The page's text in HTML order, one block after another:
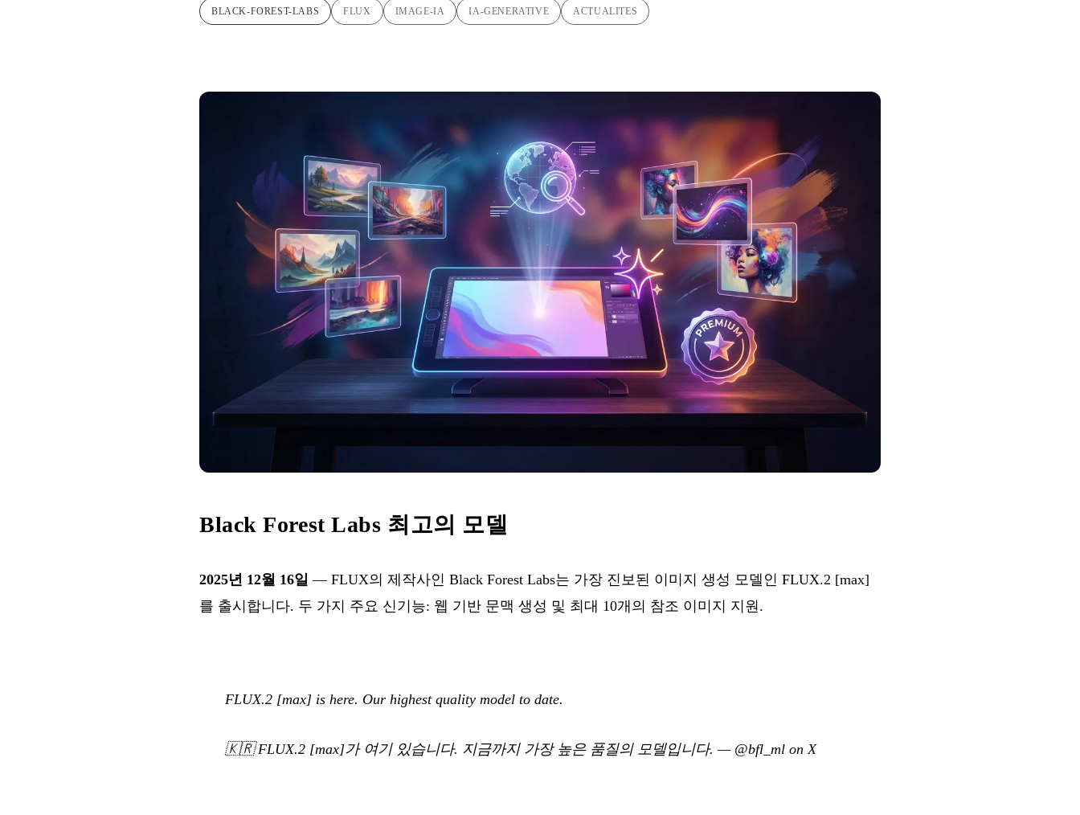
BLACK-FOREST-LABS FLUX IMAGE-IA IA-GENERATIVE ACTUALITES
Black Forest Labs 최고의 모델
2025년 12월 16일 — FLUX의 제작사인 Black Forest Labs는 가장 진보된 이미지 생성 모델인 FLUX.2 [max]
를 출시합니다. 두 가지 주요 신기능: 웹 기반 문맥 생성 및 최대 10개의 참조 이미지 지원.
FLUX.2 [max] is here. Our highest quality model to date.
🇰🇷FLUX.2 [max]가 여기 있습니다. 지금까지 가장 높은 품질의 모델입니다. — @bfl_ml on X